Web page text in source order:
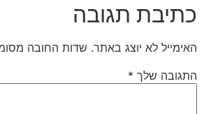
כתיבת תגובה
האימייל לא יוצג באתר. שדות החובה
התגובה שלך *